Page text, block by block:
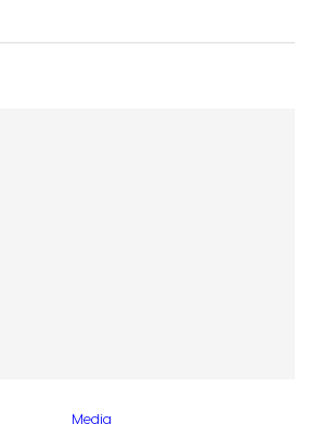
Media